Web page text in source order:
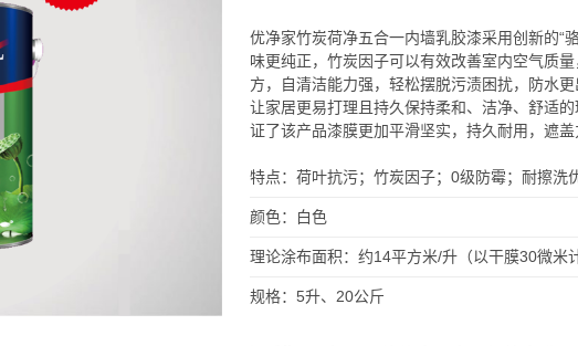
优净家竹炭荷净五合一内墙乳胶漆采用创新的“
味更纯正，竹炭因子可以有效改善室内空气质
方，自清洁能力强，轻松摆脱污渍困扰，防水更
让家居更易打理且持久保持柔和、洁净、舒适
证了该产品漆膜更加平滑坚实，持久耐用，遮盖
特点：荷叶抗污；竹炭因子；0级防霉；耐擦洗优
颜色：白色
理论涂布面积：约14平方米/升（以干膜30微米
规格：5升、20公斤